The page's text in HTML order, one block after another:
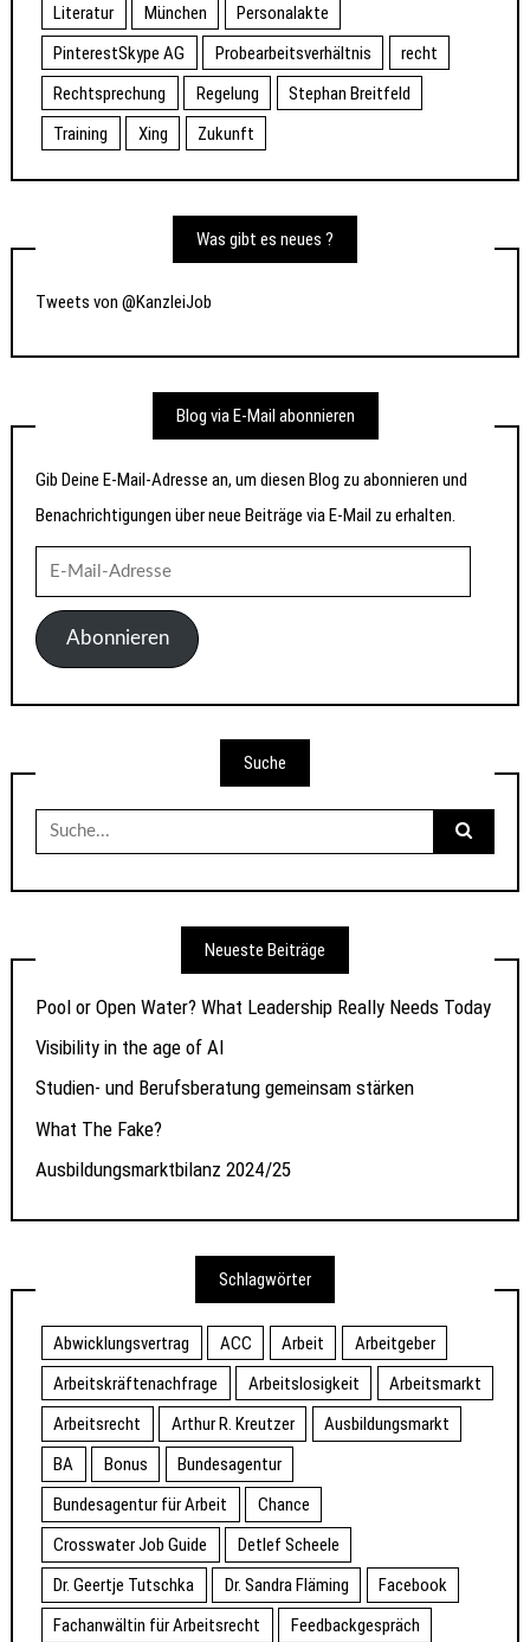
Literatur München
Personalakte
PinterestSkype AG
Probearbeitsverhältnis
recht
Rechtsprechung
Regelung
Stephan Breitfeld
Training
Xing Zukunft
Was gibt es neues ?
Tweets von @KanzleiJob
Blog via E-Mail abonnieren
Gib Deine E-Mail-Adresse an, um diesen Blog zu abonnieren und
Benachrichtigungen über neue Beiträge via E-Mail zu erhalten.
Mail-
AdresseAbonnieren
Suche
Suche
nach:
Neueste Beiträge
Pool or Open Water? What Leadership Really Needs Today
Visibility in the age of AI
Studien- und Berufsberatung gemeinsam stärken
What The Fake?
Ausbildungsmarktbilanz 2024/25
Schlagwörter
Abwicklungsvertrag ACC Arbeit
Arbeitgeber
Arbeitskräftenachfrage
Arbeitslosigkeit
Arbeitsmarkt
Arbeitsrecht
Arthur R. Kreutzer
Ausbildungsmarkt
BA
Bonus
Bundesagentur
Bundesagentur für Arbeit
Chance
Crosswater Job Guide
Detlef Scheele
Dr. Geertje Tutschka
Dr. Sandra Fläming
Facebook
Fachanwältin für Arbeitsrecht
Feedbackgespräch